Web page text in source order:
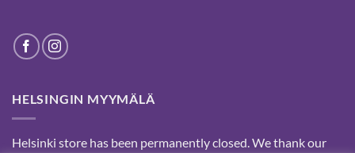
HELSINGIN MYYMÄLÄ
Helsinki store has been permanently closed. We thank our